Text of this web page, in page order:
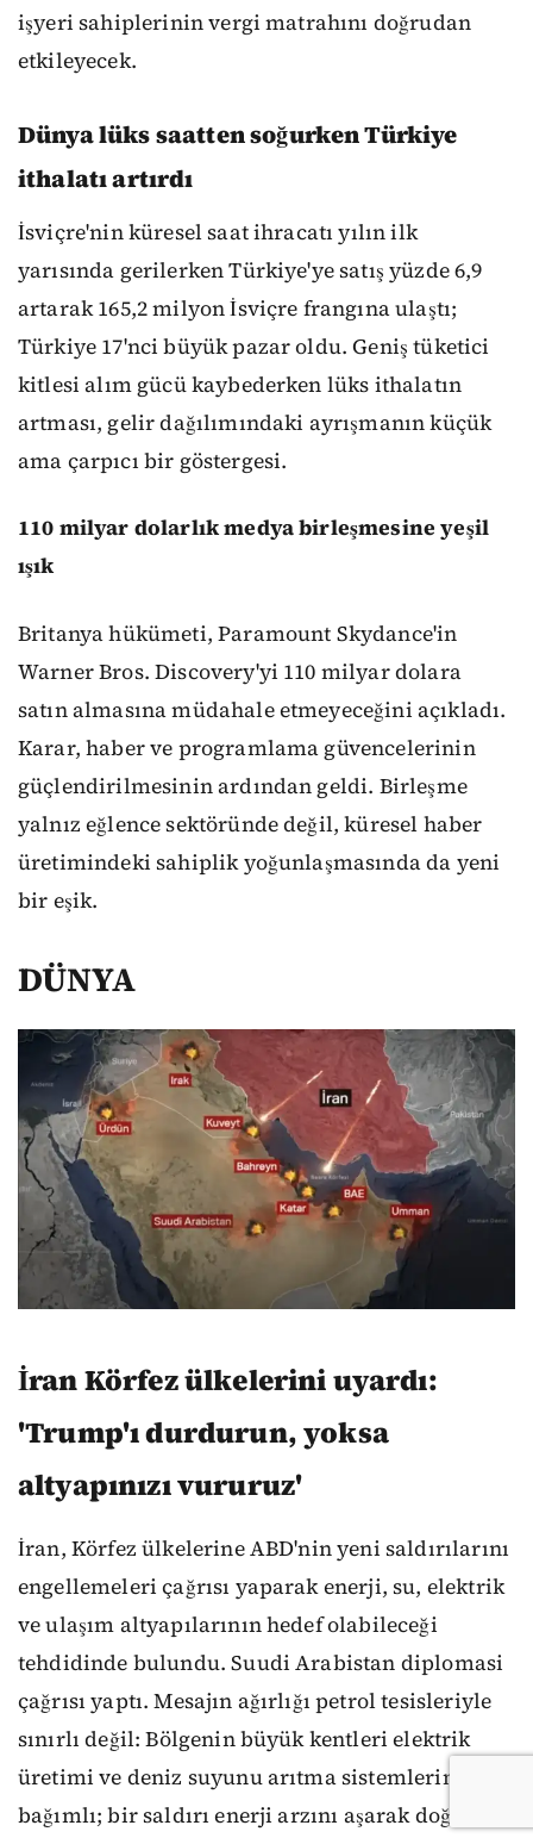
işyeri sahiplerinin vergi matrahını doğrudan
etkileyecek.
Dünya lüks saatten soğurken Türkiye
ithalatı artırdı
İsviçre'nin küresel saat ihracatı yılın ilk
yarısında gerilerken Türkiye'ye satış yüzde 6,9
artarak 165,2 milyon İsviçre frangına ulaştı;
Türkiye 17'nci büyük pazar oldu. Geniş tüketici
kitlesi alım gücü kaybederken lüks ithalatın
artması, gelir dağılımındaki ayrışmanın küçük
ama çarpıcı bir göstergesi.
110 milyar dolarlık medya birleşmesine yeşil
ışık
Britanya hükümeti, Paramount Skydance'in
Warner Bros. Discovery'yi 110 milyar dolara
satın almasına müdahale etmeyeceğini açıkladı.
Karar, haber ve programlama güvencelerinin
güçlendirilmesinin ardından geldi. Birleşme
yalnız eğlence sektöründe değil, küresel haber
üretimindeki sahiplik yoğunlaşmasında da yeni
bir eşik.
DÜNYA
İran Körfez ülkelerini uyardı:
'Trump'ı durdurun, yoksa
altyapınızı vururuz'
İran, Körfez ülkelerine ABD'nin yeni saldırılarını
engellemeleri çağrısı yaparak enerji, su, elektrik
ve ulaşım altyapılarının hedef olabileceği
tehdidinde bulundu. Suudi Arabistan diplomasi
çağrısı yaptı. Mesajın ağırlığı petrol tesisleriyle
sınırlı değil: Bölgenin büyük kentleri elektrik
üretimi ve deniz suyunu arıtma sistemlerine
bağımlı; bir saldırı enerji arzını aşarak doğrudan